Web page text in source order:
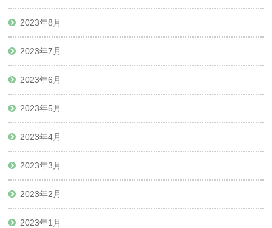
2023年8月
2023年7月
2023年6月
2023年5月
2023年4月
2023年3月
2023年2月
2023年1月